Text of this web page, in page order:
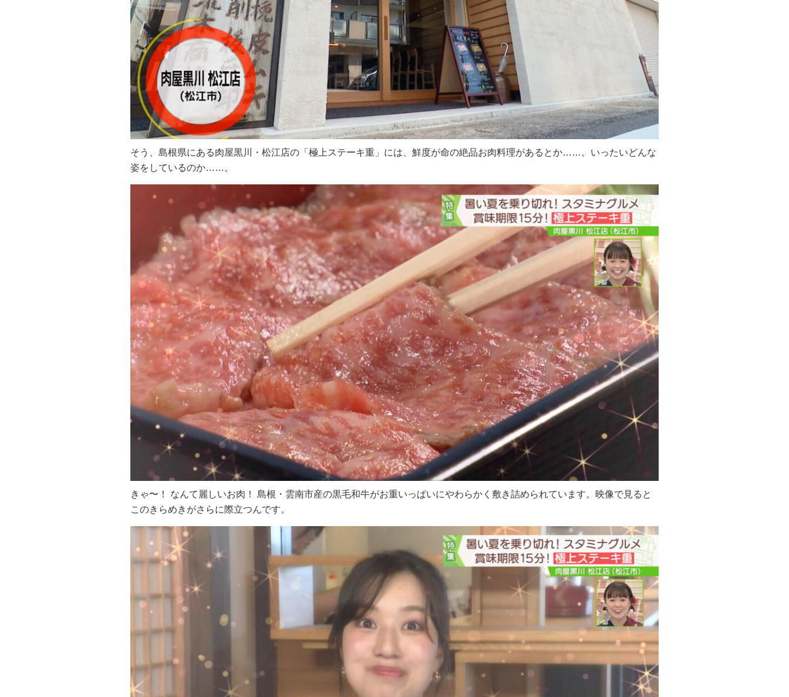
そう、島根県にある肉屋黒川・松江店の「極上ステーキ重」には、鮮度が命の絶品お肉料理があるとか……。いったいどんな
姿をしているのか……。
きゃ〜！ なんて麗しいお肉！ 島根・雲南市産の黒毛和牛がお重いっぱいにやわらかく敷き詰められています。映像で見ると
このきらめきがさらに際立つんです。